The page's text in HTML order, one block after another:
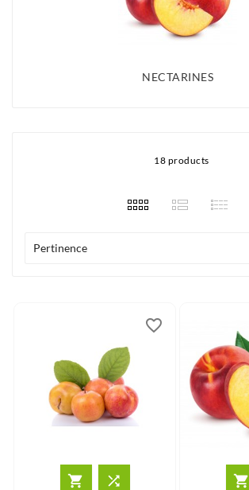
NECTARINES
18 products
Pertinence
 
favorite_border
